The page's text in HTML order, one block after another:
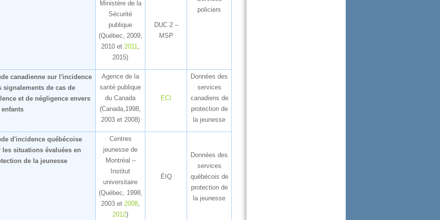
policiers
Ministèredela
Sécurité
publique
(Québec,2009,
2010et 2011,
2015)
DUC2–
MSP
Agencedela
santépublique
duCanada
(Canada,1998,
2003et2008)
ECI
Donnéesdes
services
canadiensde
protectionde
lajeunesse
Centres
jeunessede
Montréal–
Institut
universitaire
(Québec,1998,
2003et 2008,
2012)
ÉIQ
Donnéesdes
services
québécoisde
protectionde
lajeunesse